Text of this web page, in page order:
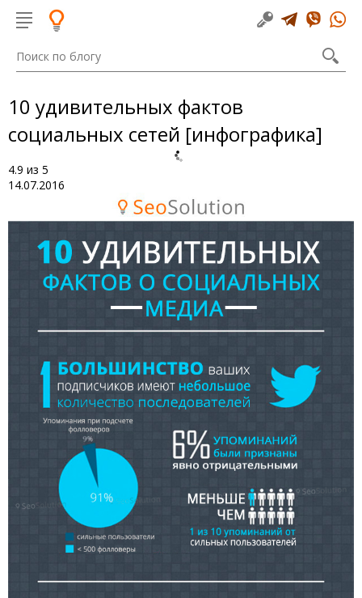
10 удивительных фактов
социальных сетей [инфографика]
4.9 из 5
14.07.2016